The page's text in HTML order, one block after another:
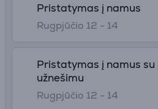
Pristatymas į namus
Rugpjūčio 12 - 14
Pristatymas į namus su
užnešimu
Rugpjūčio 12 - 14